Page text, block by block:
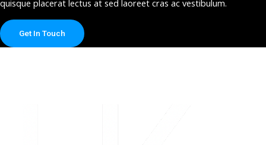
quisque placerat lectus at sed laoreet cras ac vestibulum.
Get In Touch